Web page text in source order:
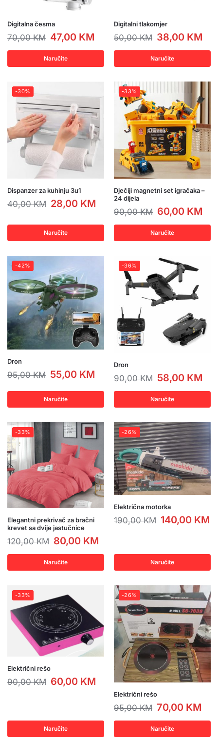
Digitalna česma
70,00KM 47,00 KM
Naručite
Digitalni tlakomjer
50,00KM 38,00 KM
Naručite
-30%
Dispanzer za kuhinju 3u1
40,00KM 28,00 KM
Naručite
-33%
Dječiji magnetni set igračaka –
24 dijela
90,00KM 60,00 KM
Naručite
-42%
Dron
95,00KM 55,00 KM
Naručite
-36%
Dron
90,00KM 58,00 KM
Naručite
-33%
Elegantni prekrivač za bračni
krevet sa dvije jastučnice
120,00KM 80,00 KM
Naručite
-26%
Električna motorka
190,00KM 140,00 KM
Naručite
-33%
Električni rešo
90,00KM 60,00 KM
Naručite
-26%
Električni rešo
95,00KM 70,00 KM
Naručite